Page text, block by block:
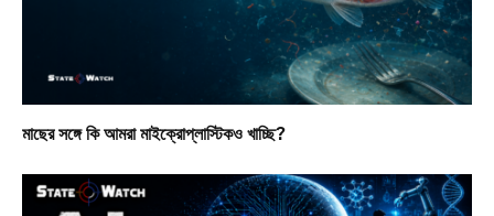
মাছের সঙ্গে কি আমরা মাইক্রোপ্লাস্টিকও খাচ্ছি?